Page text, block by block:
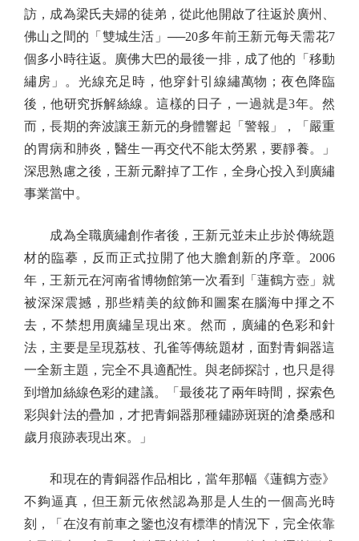
訪，成為梁氏夫婦的徒弟，從此他開啟了往返於廣州、
佛山之間的「雙城生活」──20多年前王新元每天需花7
個多小時往返。廣佛大巴的最後一排，成了他的「移動
繡房」。光線充足時，他穿針引線繡萬物；夜色降臨
後，他研究拆解絲線。這樣的日子，一過就是3年。然
而，長期的奔波讓王新元的身體響起「警報」，「嚴重
的胃病和肺炎，醫生一再交代不能太勞累，要靜養。」
深思熟慮之後，王新元辭掉了工作，全身心投入到廣繡
事業當中。
成為全職廣繡創作者後，王新元並未止步於傳統題
材的臨摹，反而正式拉開了他大膽創新的序章。2006
年，王新元在河南省博物館第一次看到「蓮鶴方壺」就
被深深震撼，那些精美的紋飾和圖案在腦海中揮之不
去，不禁想用廣繡呈現出來。然而，廣繡的色彩和針
法，主要是呈現荔枝、孔雀等傳統題材，面對青銅器這
一全新主題，完全不具適配性。與老師探討，也只是得
到增加絲線色彩的建議。「最後花了兩年時間，探索色
彩與針法的疊加，才把青銅器那種鏽跡斑斑的滄桑感和
歲月痕跡表現出來。」
和現在的青銅器作品相比，當年那幅《蓮鶴方壺》
不夠逼真，但王新元依然認為那是人生的一個高光時
刻，「在沒有前車之鑒也沒有標準的情況下，完全依靠